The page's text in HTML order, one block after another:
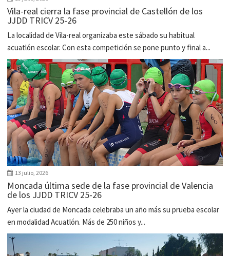
Vila-real cierra la fase provincial de Castellón de los
JJDD TRICV 25-26
La localidad de Vila-real organizaba este sábado su habitual
acuatlón escolar. Con esta competición se pone punto y final a...
13 julio, 2026
Moncada última sede de la fase provincial de Valencia
de los JJDD TRICV 25-26
Ayer la ciudad de Moncada celebraba un año más su prueba escolar
en modalidad Acuatlón. Más de 250 niños y...